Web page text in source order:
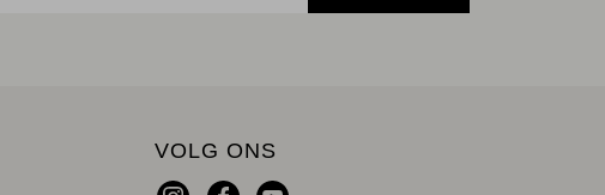
VOLG ONS